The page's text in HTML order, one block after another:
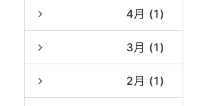
4月 (1)
3月 (1)
2月 (1)